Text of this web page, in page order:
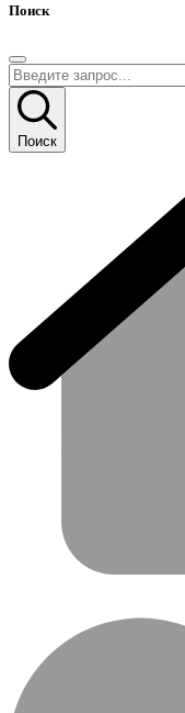
Поиск
Поиск